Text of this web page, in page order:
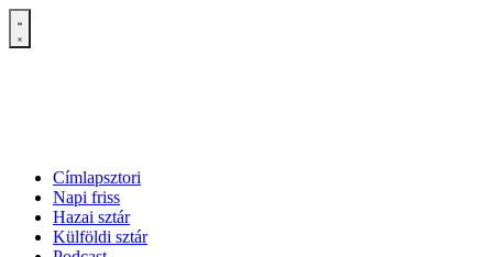
Címlapsztori
Napi friss
Hazai sztár
Külföldi sztár